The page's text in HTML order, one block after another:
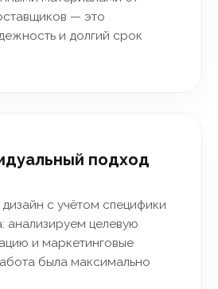
— это
и долгий срок
подход
с учётом специфики
анализируем целевую
и маркетинговые
была максимально